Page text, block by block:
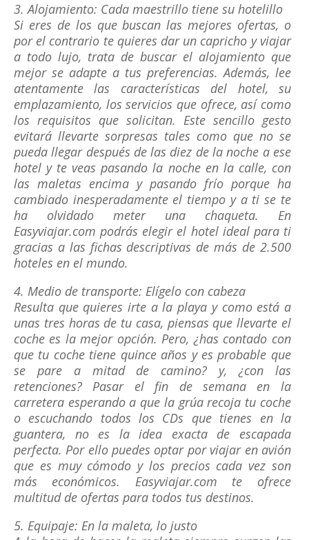
3. Alojamiento: Cada maestrillo tiene su hotelillo
Si eres de los que buscan las mejores ofertas, o
por el contrario te quieres dar un capricho y viajar
a todo lujo, trata de buscar el alojamiento que
mejor se adapte a tus preferencias. Además, lee
atentamente las características del hotel, su
emplazamiento, los servicios que ofrece, así como
los requisitos que solicitan. Este sencillo gesto
evitará llevarte sorpresas tales como que no se
pueda llegar después de las diez de la noche a ese
hotel y te veas pasando la noche en la calle, con
las maletas encima y pasando frío porque ha
cambiado inesperadamente el tiempo y a ti se te
ha olvidado meter una chaqueta. En
Easyviajar.com podrás elegir el hotel ideal para ti
gracias a las fichas descriptivas de más de 2.500
hoteles en el mundo.
4. Medio de transporte: Elígelo con cabeza
Resulta que quieres irte a la playa y como está a
unas tres horas de tu casa, piensas que llevarte el
coche es la mejor opción. Pero, ¿has contado con
que tu coche tiene quince años y es probable que
se pare a mitad de camino? y, ¿con las
retenciones? Pasar el fin de semana en la
carretera esperando a que la grúa recoja tu coche
o escuchando todos los CDs que tienes en la
guantera, no es la idea exacta de escapada
perfecta. Por ello puedes optar por viajar en avión
que es muy cómodo y los precios cada vez son
más económicos. Easyviajar.com te ofrece
multitud de ofertas para todos tus destinos.
5. Equipaje: En la maleta, lo justo